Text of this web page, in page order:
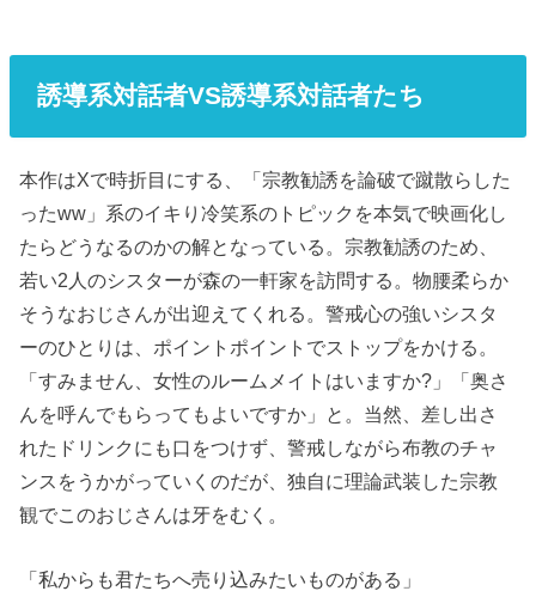
誘導系対話者VS誘導系対話者たち
本作はXで時折目にする、「宗教勧誘を論破で蹴散らした
ったww」系のイキり冷笑系のトピックを本気で映画化し
たらどうなるのかの解となっている。宗教勧誘のため、
若い2人のシスターが森の一軒家を訪問する。物腰柔らか
そうなおじさんが出迎えてくれる。警戒心の強いシスタ
ーのひとりは、ポイントポイントでストップをかける。
「すみません、女性のルームメイトはいますか?」「奥さ
んを呼んでもらってもよいですか」と。当然、差し出さ
れたドリンクにも口をつけず、警戒しながら布教のチャ
ンスをうかがっていくのだが、独自に理論武装した宗教
観でこのおじさんは牙をむく。
「私からも君たちへ売り込みたいものがある」